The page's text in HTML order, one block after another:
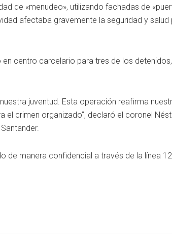
de «menudeo», utilizando fachadas de
afectaba gravemente la seguridad y salud
centro carcelario para tres de los
juventud. Esta operación reafirma
crimen organizado”, declaró el coronel
de manera confidencial a través de la línea